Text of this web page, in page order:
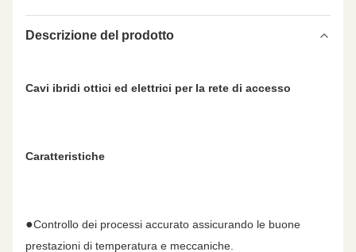
Descrizione del prodotto
Cavi ibridi ottici ed elettrici per la rete di accesso
Caratteristiche
●Controllo dei processi accurato assicurando le buone
prestazioni di temperatura e meccaniche.